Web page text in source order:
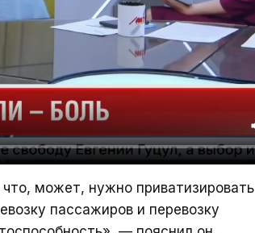
может, нужно приватизировать
пассажиров и перевозку